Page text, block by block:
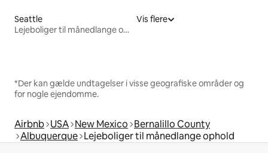
Seattle
Lejeboliger til månedlange ophold
Vis flere
*Der kan gælde undtagelser i visse geografiske områder og
for nogle ejendomme.
Airbnb USA New Mexico Bernalillo County
Albuquerque Lejeboliger til månedlange ophold